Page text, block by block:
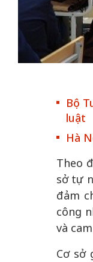
Bộ
luật
Hà
Theo
sở tự
đảm
công
và
Cơ sở
Việt Nam gia
Khơi
4: Sáng kiến
mạo mới